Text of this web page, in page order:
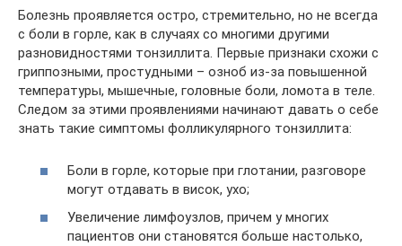
Болезнь проявляется остро, стремительно, но не всегда
с боли в горле, как в случаях со многими другими
разновидностями тонзиллита. Первые признаки схожи с
гриппозными, простудными – озноб из-за повышенной
температуры, мышечные, головные боли, ломота в теле.
Следом за этими проявлениями начинают давать о себе
знать такие симптомы фолликулярного тонзиллита:
Боли в горле, которые при глотании, разговоре
могут отдавать в висок, ухо;
Увеличение лимфоузлов, причем у многих
пациентов они становятся больше настолько,